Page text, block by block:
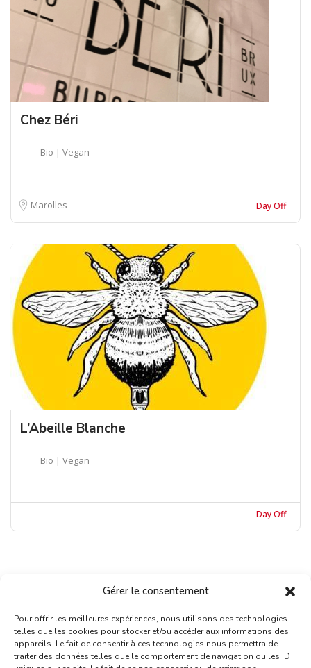
Gérer le consentement
Pour offrir les meilleures expériences, nous utilisons des technologies
telles que les cookies pour stocker et/ou accéder aux informations des
appareils. Le fait de consentir à ces technologies nous permettra de
traiter des données telles que le comportement de navigation ou les ID
Chez Béri
Bio | Vegan
Marolles Day Off
L’Abeille Blanche
Bio | Vegan
Day Off